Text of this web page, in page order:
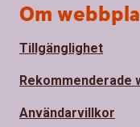
Om
Tillgänglighet
Rekommenderade
Användarvillkor